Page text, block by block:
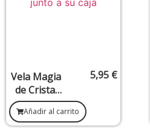
Vela Magia
de Cristal
Aventurina
– Suerte y
Oportunida
5,95 €
Añadir al carrito